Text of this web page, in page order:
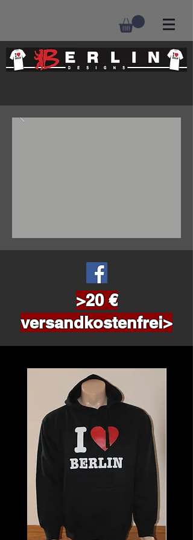
>20 €
versandkostenfrei>